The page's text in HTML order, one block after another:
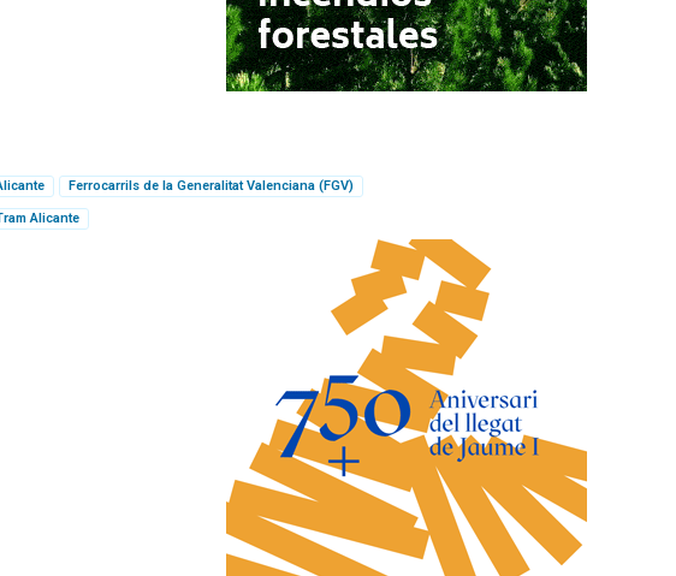
Ferrocarrils de la Generalitat Valenciana (FGV)
Alicante